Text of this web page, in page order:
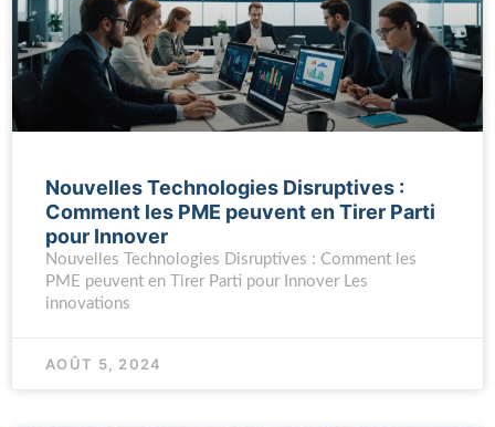
Nouvelles Technologies Disruptives :
Comment les PME peuvent en Tirer Parti
pour Innover
Nouvelles Technologies Disruptives : Comment les
PME peuvent en Tirer Parti pour Innover Les
innovations
AOÛT 5, 2024